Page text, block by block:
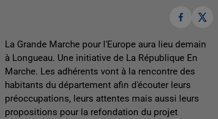
La Grande Marche pour l'Europe aura lieu demain
à Longueau. Une initiative de La République En
Marche. Les adhérents vont à la rencontre des
habitants du département afin d'écouter leurs
préoccupations, leurs attentes mais aussi leurs
propositions pour la refondation du projet